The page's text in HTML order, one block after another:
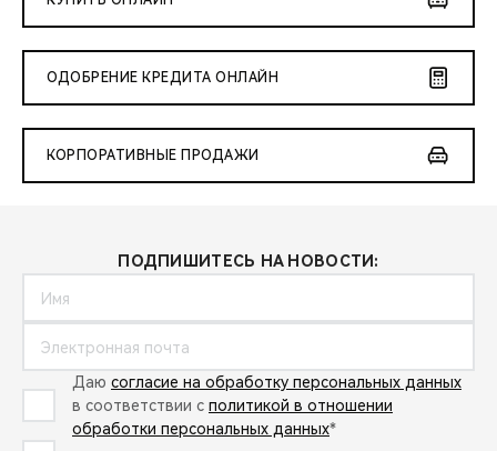
ОДОБРЕНИЕ КРЕДИТА ОНЛАЙН
КОРПОРАТИВНЫЕ ПРОДАЖИ
ПОДПИШИТЕСЬ НА НОВОСТИ:
Даю согласие на обработку персональных данных
в соответствии с политикой в отношении
обработки персональных данных*